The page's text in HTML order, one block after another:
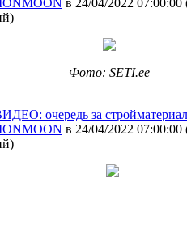
в 24/04/2022 07:00:00
)
Фото: SETI.ee
очередь за
в 24/04/2022 07:00:00
)